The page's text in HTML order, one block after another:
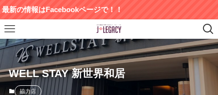
はFacebookページで！！
WELL STAY 新世界和居
協力店